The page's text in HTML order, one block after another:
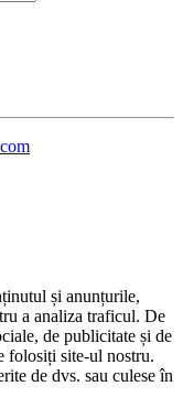
și anunțurile,
a analiza traficul. De
de publicitate și de
folosiți site-ul nostru.
de dvs. sau culese în